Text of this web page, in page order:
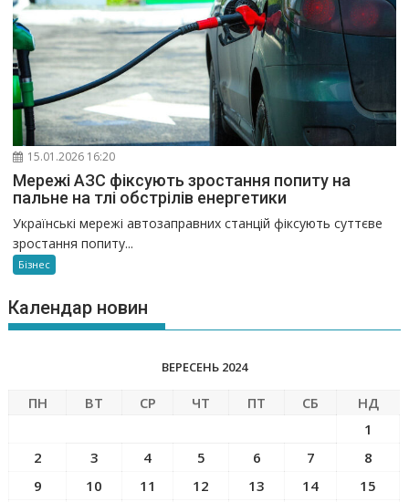
15.01.2026 16:20
Мережі АЗС фіксують зростання попиту на
пальне на тлі обстрілів енергетики
Українські мережі автозаправних станцій фіксують суттєве
зростання попиту...
Бізнес
Календар новин
ВЕРЕСЕНЬ 2024
ПН ВТ СР ЧТ ПТ СБ
НД
1
2
3 4 5 6 7
8
9
10 11 12 13 14 15